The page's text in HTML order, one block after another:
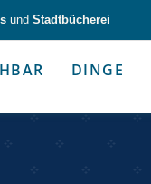
und Stadtbücherei
DINGE
& Alltagshelfer